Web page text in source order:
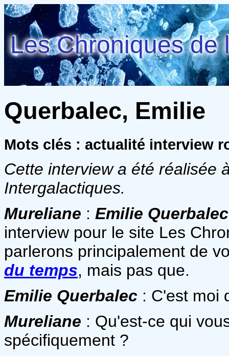
Les Chroniques de
Querbalec, Emilie
Mots clés : actualité interview
Cette interview a été réalisée
Intergalactiques.
Mureliane : Emilie Querbalec
interview pour le site Les
parlerons principalement de
du temps, mais pas que.
Emilie Querbalec : C'est moi
Mureliane : Qu'est-ce qui
spécifiquement ?